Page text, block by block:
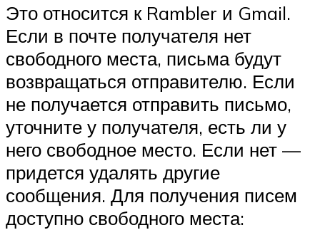
Это относится к Rambler и Gmail.
Если в почте получателя нет
свободного места, письма будут
возвращаться отправителю. Если
не получается отправить письмо,
уточните у получателя, есть ли у
него свободное место. Если нет —
придется удалять другие
сообщения. Для получения писем
доступно свободного места: